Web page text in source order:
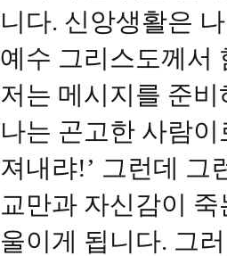
니다. 신앙생활은
예수 그리스도께서
저는 메시지를 준
나는 곤고한 사람
져내랴!’ 그런데 그
교만과 자신감이
울이게 됩니다. 그